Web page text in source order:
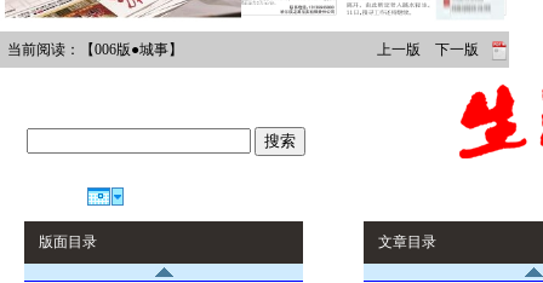
当前阅读：【006版●城事】 上一版 下一版
搜索
版面目录 文章目录